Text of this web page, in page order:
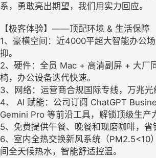
系，勇敢亮出期望，我们用实力回应。
【极客体验】——顶配环境 & 生活保障
1、豪横空间：近4000平超大智能办公
抑。
2、硬件：全员 Mac + 高清副屏 + 大厂
椅，办公设备迭代快速。
3、网络：运营商合规国际专线，万兆光
4、 AI 赋能：公司订阅 ChatGPT
Gemini Pro 等前沿工具，解锁顶级生产
5、免费提供午餐、晚餐和现磨咖啡，省
6、室内全热交换新风系统（PM2.5<10
间全天候热水，智能舒适控温。